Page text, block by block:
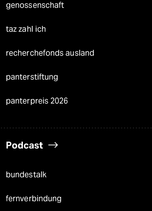
genossenschaft
taz zahl ich
recherchefonds ausland
panterstiftung
panterpreis 2026
Podcast
bundestalk
fernverbindung